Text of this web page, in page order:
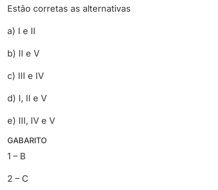
Estão corretas as alternativas
a) I e II
b) II e V
c) III e IV
d) I, II e V
e) III, IV e V
GABARITO
1 – B
2 – C